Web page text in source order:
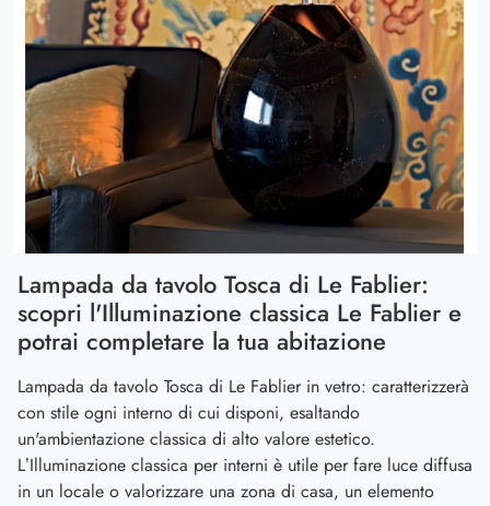
Lampada da tavolo Tosca di Le Fablier:
scopri l'Illuminazione classica Le Fablier e
potrai completare la tua abitazione
Lampada da tavolo Tosca di Le Fablier in vetro: caratterizzerà
con stile ogni interno di cui disponi, esaltando
un'ambientazione classica di alto valore estetico.
L’Illuminazione classica per interni è utile per fare luce diffusa
in un locale o valorizzare una zona di casa, un elemento